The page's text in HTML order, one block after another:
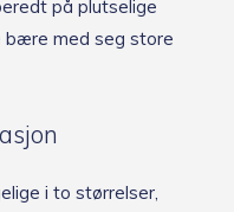
på plutselige
med seg store
i to størrelser,